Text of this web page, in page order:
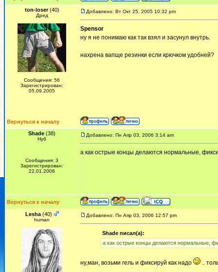
ton-loser(40)
Дред
Сообщения: 56
Зарегистрирован:
05.09.2005
Добавлено: Вт Окт 25, 2005 10:32 pm
Spensor
ну я не понимаю как так взял и засунул внутрь.
нахрена вапще резинки если крючком удобней?
Вернуться к началу
Shade (38)
Нуб
Сообщения: 3
Зарегистрирован:
22.01.2006
Добавлено: Пн Апр 03, 2006 3:14 am
а как острые концы делаются нормальные,
Вернуться к началу
Lesha(40)
human
Добавлено: Пн Апр 03, 2006 12:57 pm
Shade писал(а):
а как острые концы делаются нормальные,
ну,ман, возьми гель и фиксируй как надо
..